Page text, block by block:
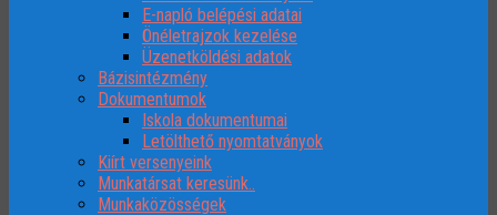
E-napló belépési adatai
Önéletrajzok kezelése
Üzenetköldési adatok
Bázisintézmény
Dokumentumok
Iskola dokumentumai
Letölthető nyomtatványok
Kiírt versenyeink
Munkatársat keresünk..
Munkaközösségek